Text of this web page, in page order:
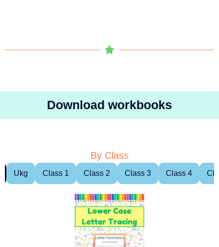
Download workbooks
By Class
Ukg Class 1 Class 2 Class 3 Class 4